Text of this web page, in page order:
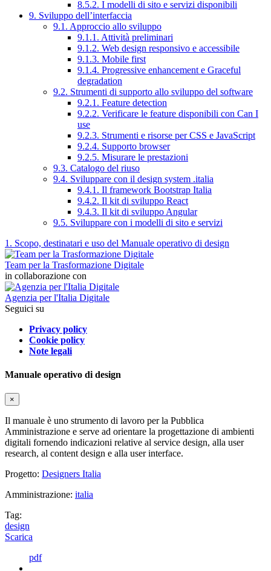
8.5.2. I modelli di sito e servizi disponibili
9. Sviluppo dell’interfaccia
9.1. Approccio allo sviluppo
9.1.1. Attività preliminari
9.1.2. Web design responsivo e accessibile
9.1.3. Mobile first
9.1.4. Progressive enhancement e Graceful
degradation
9.2. Strumenti di supporto allo sviluppo del software
9.2.1. Feature detection
9.2.2. Verificare le feature disponibili con Can I
use
9.2.3. Strumenti e risorse per CSS e JavaScript
9.2.4. Supporto browser
9.2.5. Misurare le prestazioni
9.3. Catalogo del riuso
9.4. Sviluppare con il design system .italia
9.4.1. Il framework Bootstrap Italia
9.4.2. Il kit di sviluppo React
9.4.3. Il kit di sviluppo Angular
9.5. Sviluppare con i modelli di sito e servizi
1. Scopo, destinatari e uso del Manuale operativo di design
Team per la Trasformazione Digitale
in collaborazione con
Agenzia per l'Italia Digitale
Seguici su
Privacy policy
Cookie policy
Note legali
Manuale operativo di design
×
Il manuale è uno strumento di lavoro per la Pubblica
Amministrazione e serve ad orientare la progettazione di ambienti
digitali fornendo indicazioni relative al service design, alla user
research, al content design e alla user interface.
Progetto: Designers Italia
Amministrazione: italia
Tag:
design
Scarica
pdf